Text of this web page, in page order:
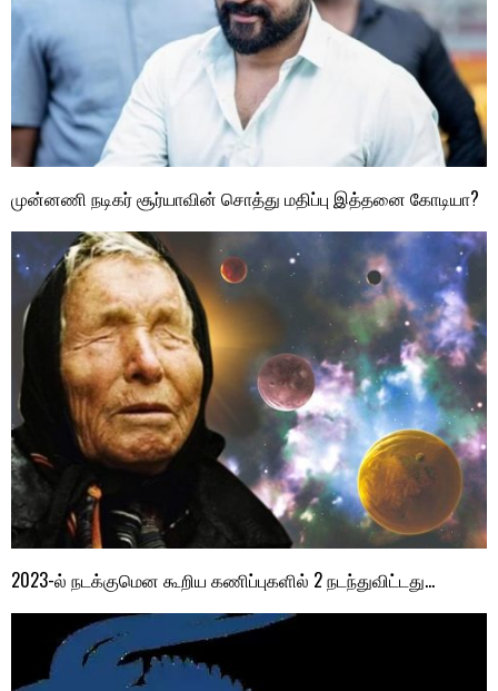
முன்னணி நடிகர் சூர்யாவின் சொத்து மதிப்பு இத்தனை கோடியா?
2023-ல் நடக்குமென கூறிய கணிப்புகளில் 2 நடந்துவிட்டது…